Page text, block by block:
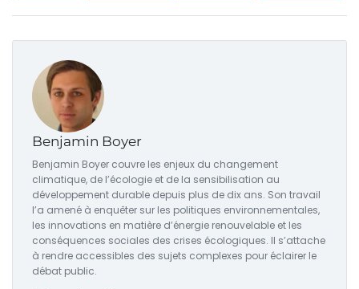
Benjamin Boyer
Benjamin Boyer couvre les enjeux du changement
climatique, de l’écologie et de la sensibilisation au
développement durable depuis plus de dix ans. Son travail
l’a amené à enquêter sur les politiques environnementales,
les innovations en matière d’énergie renouvelable et les
conséquences sociales des crises écologiques. Il s’attache
à rendre accessibles des sujets complexes pour éclairer le
débat public.